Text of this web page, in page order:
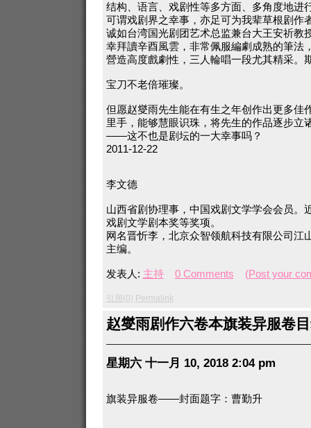
结构、语言、戏剧性等多方面、多角度地进
可谓戏剧界之幸事，亦足可为我辈草根剧作
诚如台湾国光剧团艺术总监兼台大王安祈
幸拜讀辛酉風雲，非常佩服編劇成熟的筆法
營造高度戲劇性，三人輪唱一段尤其精采。
宝刀不老倍璀璨。
但愿赵燮雨先生能在有生之年创作出更多佳
里手，能够慧眼识珠，将先生的作品逐步立
——这不也是剧坛的一大幸事吗？
2011-12-22
李文德
山西省剧协理事，中国戏剧文学学会会员。
戏剧文学剧本奖等奖项。
网名晋忻李，北京众智领航科技有限公司江
主编。
发表人: 主持 0 Comments (Post your
引用(0) Permalink
赵燮雨剧作六卷本旗装异服卷
星期六 十一月 10, 2018 2:04 pm
旗装异服卷——封面题字：曹勤升